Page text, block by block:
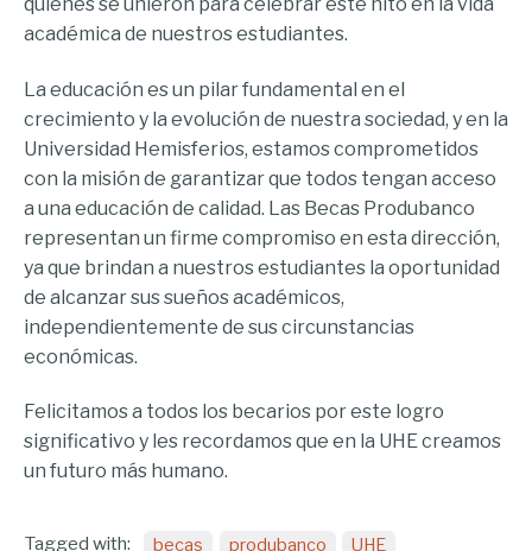
académica de nuestros estudiantes.
La educación es un pilar fundamental en el
crecimiento y la evolución de nuestra sociedad, y en la
Universidad Hemisferios, estamos comprometidos
con la misión de garantizar que todos tengan acceso
a una educación de calidad. Las Becas Produbanco
representan un firme compromiso en esta dirección,
ya que brindan a nuestros estudiantes la oportunidad
de alcanzar sus sueños académicos,
independientemente de sus circunstancias
económicas.
Felicitamos a todos los becarios por este logro
significativo y les recordamos que en la UHE creamos
un futuro más humano.
Tagged with: becas produbanco UHE